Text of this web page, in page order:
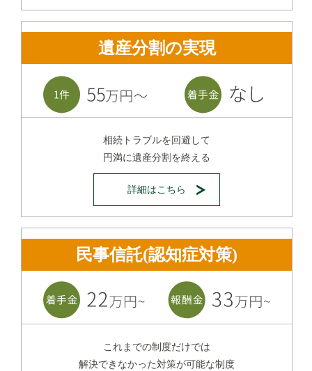
遺産分割の実現
相続トラブルを回避して
円満に遺産分割を終える
詳細はこちら
民事信託(認知症対策)
これまでの制度だけでは
解決できなかった対策が可能な制度